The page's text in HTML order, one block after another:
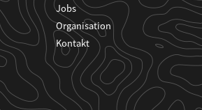
Jobs
Organisation
Kontakt